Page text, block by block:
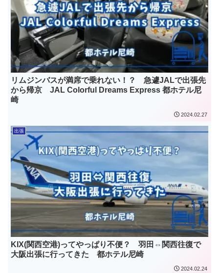
リムジンバスが満席で乗れない！？ 急遽JALで出張先
から帰京 JAL Colorful Dreams Express 都ホテル尼
崎
2024.02.27
出張
KIX(関西空港)ってやっぱり不便？ 羽田⇔関西往復で
大阪出張に行ってきた 都ホテル尼崎
2024.02.24